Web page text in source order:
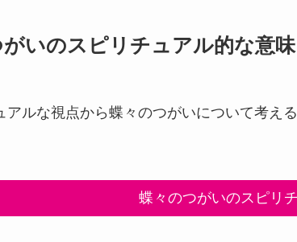
いのスピリチュアル的な意
アルな視点から蝶々のつがいについて考え
蝶々のつがいのスピリ